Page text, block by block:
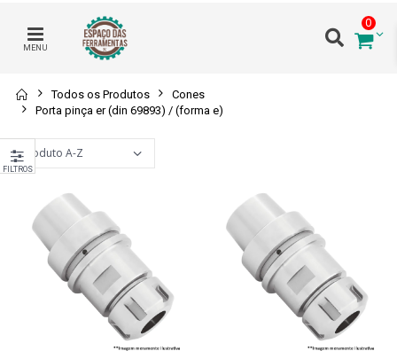
MENU
0
Todos os Produtos
Cones
Porta pinça er (din 69893) / (forma e)
FILTROS